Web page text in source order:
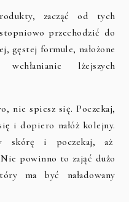
zacząć od tych
przechodzić do
gęstej formule, nałożone
lżejszych
nie spiesz się. Poczekaj,
i dopiero nałóż kolejny.
skórę i poczekaj, aż
powinno to zająć dużo
ma być naładowany